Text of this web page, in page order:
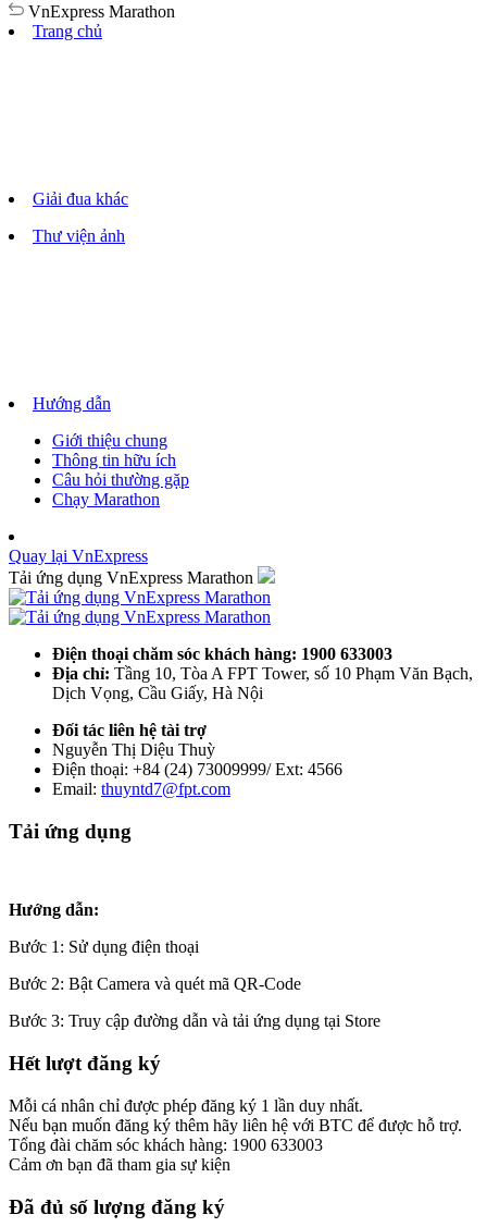
VnExpress Marathon
Trang chủ
Giải đua khác
Thư viện ảnh
Hướng dẫn
Giới thiệu chung
Thông tin hữu ích
Câu hỏi thường gặp
Chạy Marathon
Quay lại VnExpress
Tải ứng dụng VnExpress Marathon
Điện thoại chăm sóc khách hàng: 1900 633003
Địa chỉ: Tầng 10, Tòa A FPT Tower, số 10 Phạm Văn Bạch,
Dịch Vọng, Cầu Giấy, Hà Nội
Đối tác liên hệ tài trợ
Nguyễn Thị Diệu Thuỳ
Điện thoại: +84 (24) 73009999/ Ext: 4566
Email: thuyntd7@fpt.com
Tải ứng dụng
Hướng dẫn:
Bước 1: Sử dụng điện thoại
Bước 2: Bật Camera và quét mã QR-Code
Bước 3: Truy cập đường dẫn và tải ứng dụng tại Store
Hết lượt đăng ký
Mỗi cá nhân chỉ được phép đăng ký 1 lần duy nhất.
Nếu bạn muốn đăng ký thêm hãy liên hệ với BTC để được hỗ trợ.
Tổng đài chăm sóc khách hàng: 1900 633003
Cảm ơn bạn đã tham gia sự kiện
Đã đủ số lượng đăng ký